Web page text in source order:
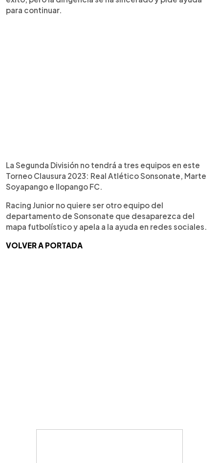
para continuar.
La Segunda División no tendrá a tres equipos en este
Torneo Clausura 2023: Real Atlético Sonsonate, Marte
Soyapango e Ilopango FC.
Racing Junior no quiere ser otro equipo del
departamento de Sonsonate que desaparezca del
mapa futbolístico y apela a la ayuda en redes sociales.
VOLVER A PORTADA